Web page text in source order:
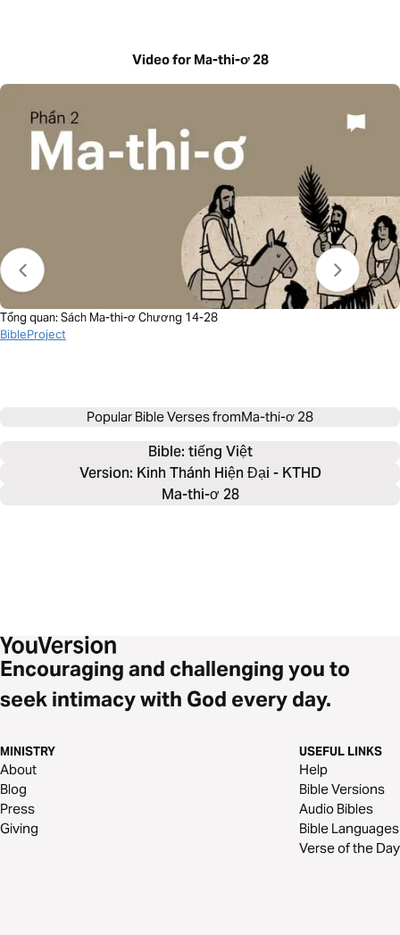
Video for Ma-thi-ơ 28
Tổng quan: Sách Ma-thi-ơ Chương 14-28
BibleProject
Popular Bible Verses fromMa-thi-ơ 28
Bible: tiếng Việt
Version: Kinh Thánh Hiện Đại - KTHD
Ma-thi-ơ 28
Encouraging and challenging you to
seek intimacy with God every day.
MINISTRY
About
Blog
Press
Giving
USEFUL LINKS
Help
Bible Versions
Audio Bibles
Bible Languages
Verse of the Day